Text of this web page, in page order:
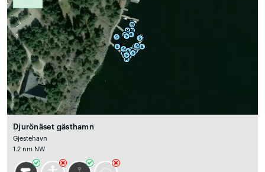
Djurönäset gästhamn
Gjestehavn
1.2 nm NW